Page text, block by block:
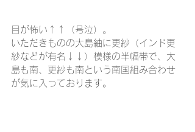
目が怖い↑↑（号泣）。
いただきものの大島紬に更紗（インド更
紗などが有名↓↓）模様の半幅帯で、大
島も南、更紗も南という南国組み合わせ
が気に入っております。